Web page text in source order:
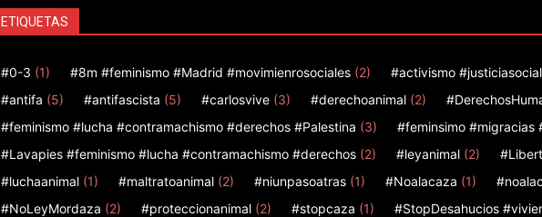
ETIQUETAS
#0-3 (1) #8m #feminismo #Madrid #movimienrosociales (2) #activismo #justiciasocial
#antifa (5) #antifascista (5) #carlosvive (3) #derechoanimal (2)
#feminismo #lucha #contramachismo #derechos #Palestina (3) #feminsimo #migracias
#Lavapies #feminismo #lucha #contramachismo #derechos (2) #leyanimal (2)
#luchaanimal (1) #maltratoanimal (2) #niunpasoatras (1) #Noalacaza (1)
#NoLeyMordaza (2) #proteccionanimal (2) #stopcaza (1) #StopDesahucios